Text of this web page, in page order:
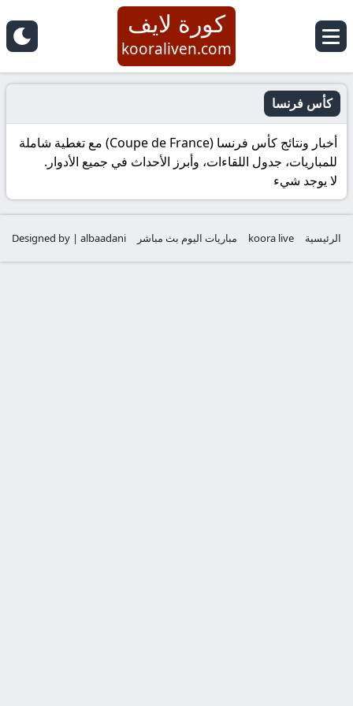
كورة لايف
kooraliven.com
كأس فرنسا
أخبار ونتائج كأس فرنسا (Coupe de France) مع تغطية شاملة
للمباريات، جدول اللقاءات، وأبرز الأحداث في جميع الأدوار.
لا يوجد شيء
الرئيسية koora live مباريات اليوم بث مباشر Designed by | albaadani